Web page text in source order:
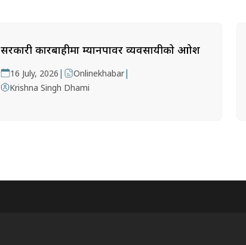
सरकारी कारबाहीमा म्यानपावर व्यवसायीको आक्रोश
16 July, 2026 | Onlinekhabar|
Krishna Singh Dhami